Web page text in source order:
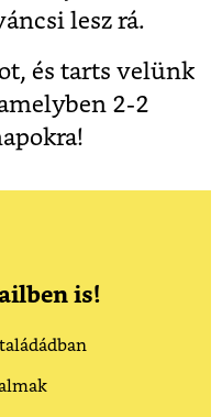
lesz rá.
és tarts velünk
2-2
is!